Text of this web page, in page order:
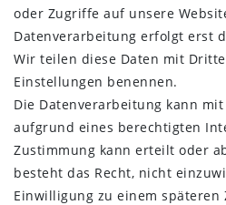
ZAHLUNG & VERSAND
oder Zugriffe auf unsere
Datenverarbeitung erfolgt erst
Wir teilen diese Daten mit
Einstellungen benennen.
Die Datenverarbeitung kann
aufgrund eines berechtigten
Zustimmung kann erteilt oder
besteht das Recht, nicht
Einwilligung zu einem